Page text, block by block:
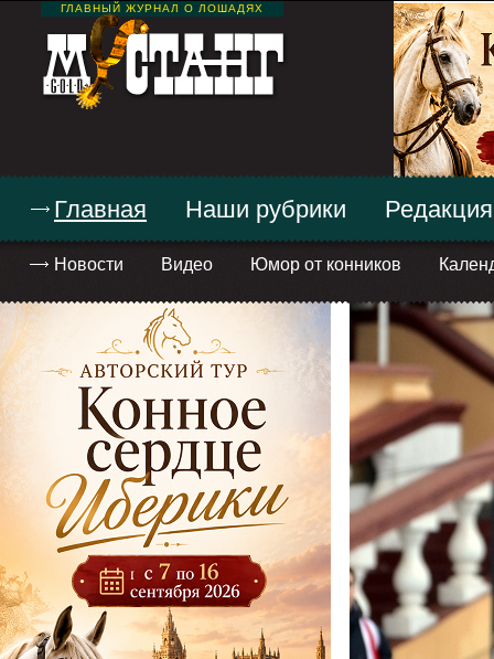
ГЛАВНЫЙ ЖУРНАЛ О ЛОШАДЯХ
Главная
Новости Видео Юмор от конников
Наши рубрики Редакция